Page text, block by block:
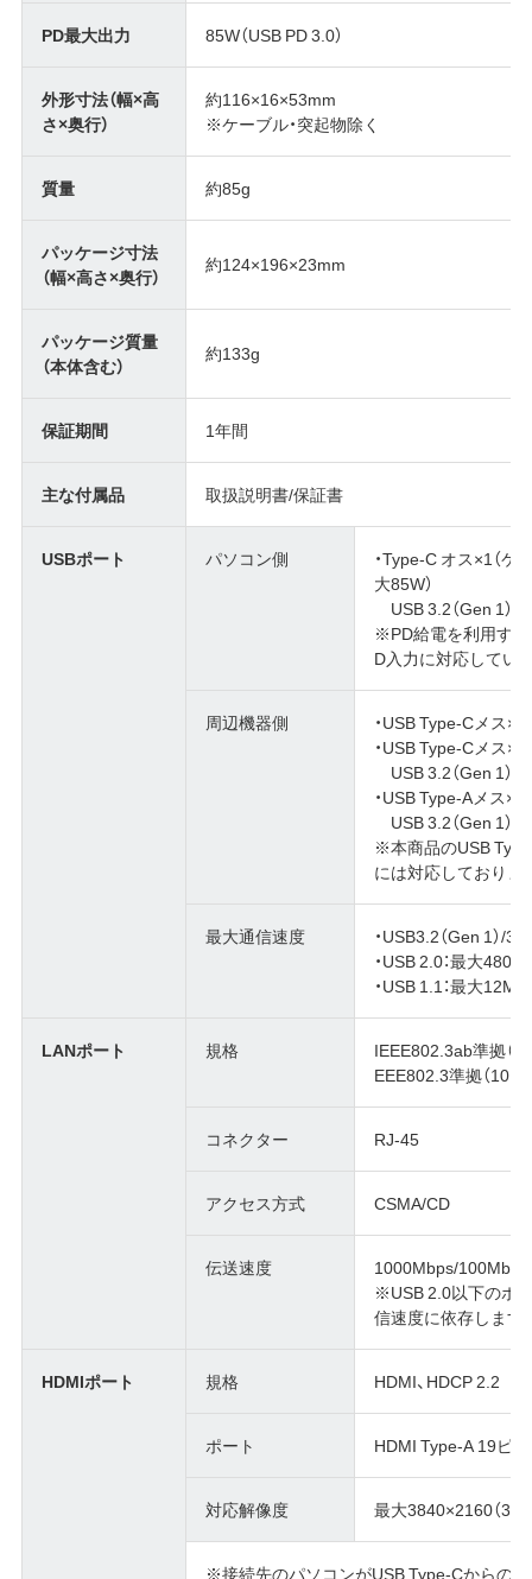
PD最大出力 85W（USB PD 3.0）
外形寸法（幅×高
さ×奥行）
約116×16×53mm
※ケーブル・突起物除く
質量 約85g
パッケージ寸法
（幅×高さ×奥行）
約124×196×23mm
パッケージ質量
（本体含む）
約133g
保証期間 1年間
主な付属品 取扱説明書/保証書
USBポート パソコン側
・Type-C オス×1（ケ
大85W）
USB 3.2（Gen 1）/
※PD給電を利用する
D入力に対応してい
周辺機器側
・USB Type-Cメス×1
・USB Type-Cメス×1
USB 3.2（Gen 1）/
・USB Type-Aメス×1
USB 3.2（Gen 1）/
※本商品のUSB
には対応しておりま
最大通信速度
・USB3.2（Gen 1）/
・USB 2.0：最大
・USB 1.1：最大
LANポート 規格
IEEE802.3ab準拠（
EEE802.3準拠（
コネクター RJ-45
アクセス方式 CSMA/CD
伝送速度
1000Mbps/100Mbps/
※USB 2.0以下のポ
信速度に依存します
HDMIポート 規格 HDMI、HDCP 2.2
ポート HDMI Type-A 19ピ
対応解像度 最大3840×2160（
※接続先のパソコンがUSB Type-Cからの